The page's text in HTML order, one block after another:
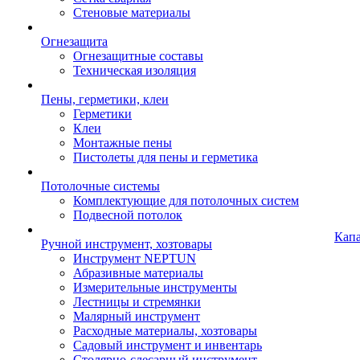
Стеновые материалы
Огнезащита
Огнезащитные составы
Техническая изоляция
Пены, герметики, клеи
Герметики
Клеи
Монтажные пены
Пистолеты для пены и герметика
Потолочные системы
Комплектующие для потолочных систем
Подвесной потолок
Ручной инструмент, хозтовары
Инструмент NEPTUN
Абразивные материалы
Измерительные инструменты
Лестницы и стремянки
Малярный инструмент
Расходные материалы, хозтовары
Садовый инструмент и инвентарь